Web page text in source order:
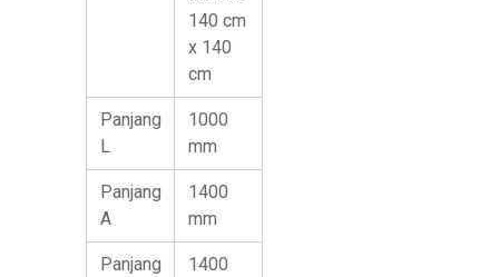
140 cm
x 140
cm
Panjang
L
1000
mm
Panjang
A
1400
mm
Panjang
1400